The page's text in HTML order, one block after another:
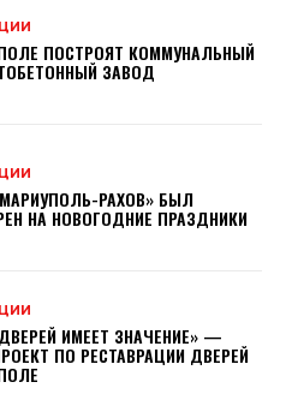
ПОСТРОЯТ КОММУНАЛЬНЫЙ
ЗАВОД
РАХОВ» БЫЛ
НА НОВОГОДНИЕ ПРАЗДНИКИ
ИМЕЕТ ЗНАЧЕНИЕ» —
ПО РЕСТАВРАЦИИ ДВЕРЕЙ